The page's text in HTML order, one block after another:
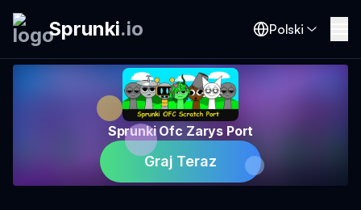
Sprunki.io Polski
Sprunki Ofc Zarys Port
Graj Teraz